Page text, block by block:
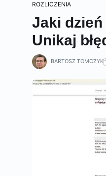
ROZLICZENIA
Jaki
Unikaj
BARTOSZ TOMCZYK